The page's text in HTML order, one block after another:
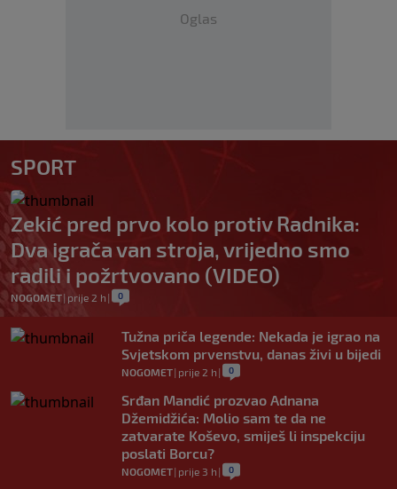
Oglas
SPORT
Zekić pred prvo kolo protiv Radnika:
Dva igrača van stroja, vrijedno smo
radili i požrtvovano (VIDEO)
NOGOMET| prije 2 h | 0
Tužna priča legende: Nekada je igrao na
Svjetskom prvenstvu, danas živi u bijedi
NOGOMET| prije 2 h | 0
Srđan Mandić prozvao Adnana
Džemidžića: Molio sam te da ne
zatvarate Koševo, smiješ li inspekciju
poslati Borcu?
NOGOMET| prije 3 h | 0